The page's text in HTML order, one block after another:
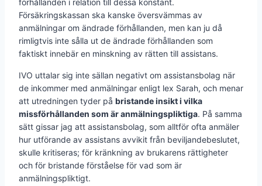
förhållanden i relation till dessa konstant.
Försäkringskassan ska kanske översvämmas av
anmälningar om ändrade förhållanden, men kan ju då
rimligtvis inte sålla ut de ändrade förhållanden som
faktiskt innebär en minskning av rätten till assistans.
IVO uttalar sig inte sällan negativt om assistansbolag när
de inkommer med anmälningar enligt lex Sarah, och menar
att utredningen tyder på bristande insikt i vilka
missförhållanden som är anmälningspliktiga. På samma
sätt gissar jag att assistansbolag, som alltför ofta anmäler
hur utförande av assistans avvikit från beviljandebeslutet,
skulle kritiseras; för kränkning av brukarens rättigheter
och för bristande förståelse för vad som är
anmälningspliktigt.